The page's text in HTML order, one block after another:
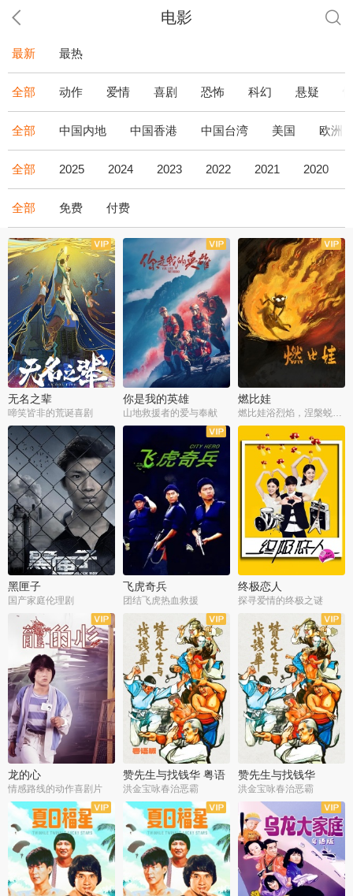
电影
最新 最热
全部 动作 爱情 喜剧 恐怖 科幻 悬疑
全部 中国内地 中国香港 中国台湾 美国 欧洲
全部 2025 2024 2023 2022 2021 2020
全部 免费 付费
无名之辈
啼笑皆非的荒诞喜剧
你是我的英雄
山地救援者的爱与奉献
燃比娃
燃比娃浴烈焰，涅槃蜕变成人
黑匣子
国产家庭伦理剧
飞虎奇兵
团结飞虎热血救援
终极恋人
探寻爱情的终极之谜
龙的心
情感路线的动作喜剧片
赞先生与找钱华 粤语
版
洪金宝咏春治恶霸
赞先生与找钱华
洪金宝咏春治恶霸